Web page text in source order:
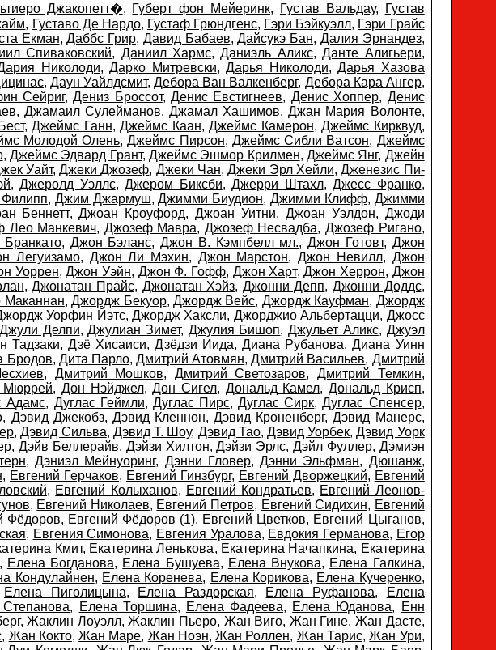
Джакопетт�, Губерт фон Мейеринк, Густав Вальдау,
Густав
, Густаво Де Нардо, Густаф Грюндгенс, Гэри Бэйкуэлл, Гэри Грайс
Екман,Даббс Грир, Давид Бабаев,Дайсукэ Бан, Далия Эрнандез,
Спиваковский, Даниил Хармс,Даниэль Аликс,Данте Алигьери,
Николоди,Дарко Митревски,Дарья Николоди,Дарья Хазова
,Даун Уайлдсмит,Дебора Ван Валкенберг, Дебора Кара Ангер,
Сейриг,Дениз Броссот,Денис Евстигнеев, Денис Хоппер, Денис
,Джамаил Сулейманов,Джамал Хашимов,Джан Мария Волонте,
,Джеймс Ганн,Джеймс Каан,Джеймс Камерон,Джеймс Кирквуд,
Молодой Олень,Джеймс Пирсон, Джеймс Сибли Ватсон, Джеймс
, Джеймс Эдвард Грант, Джеймс Эшмор Крилмен, Джеймс Янг, Джейн
Уайт,Джеки Джозеф, Джеки Чан,Джеки Эрл Хейли,Дженезис Пи-
,Джеролд Уэллс,Джером Биксби,Джерри Штахл,Джесс Франко,
, Джим Джармуш,Джимми Биудион,Джимми Клифф, Джимми
Беннетт,Джоан Кроуфорд,Джоан Уитни, Джоан Уэлдон, Джоди
Лео Манкевич, Джозеф Мавра, Джозеф Несвадба,Джозеф Ригано,
, Джон Бэланс, Джон В. Кэмпбелл мл., Джон Готовт, Джон
Легуизамо, Джон Ли Мэхин, Джон Марстон,Джон Невилл, Джон
Уоррен,Джон Уэйн, Джон Ф. Гофф, Джон Харт,Джон Херрон, Джон
,Джонатан Прайс, Джонатан Хэйз, Джонни Депп,Джонни Доддс,
,Джордж Бекуор, Джордж Вейс, Джордж Кауфман, Джордж
Уорфин Йэтс,Джордж Хаксли, Джорджио Альбертацци, Джосс
Джули Делпи,Джулиан Зимет, Джулия Бишоп,Джульет Аликс, Джуэл
Тадзаки,Дзё Хисаиси,Дзёдзи Иида,Диана Рубанова,Диана Уинн
Бродов, Дита Парло,Дмитрий Атовмян,Дмитрий Васильев, Дмитрий
, Дмитрий Мошков, Дмитрий Светозаров,Дмитрий Темкин,
Мюррей, Дон Нэйджел,Дон Сигел, Дональд Камел, Дональд Крисп,
Адамс, Дуглас Геймли, Дуглас Пирс,Дуглас Сирк,Дуглас Спенсер,
, Дэвид Джекобз, Дэвид Кленнон,Дэвид Кроненберг,Дэвид Манерс,
,Дэвид Сильва, Дэвид Т. Шоу, Дэвид Тао, Дэвид Уорбек,Дэвид Уорк
,Дэйв Беллерайв, Дэйзи Хилтон,Дэйзи Эрлс,Дэйл Фуллер, Дэмиэн
,Дэниэл Мейнуоринг, Дэнни Гловер,Дэнни Эльфман, Дюшанж,
, Евгений Герчаков, Евгений Гинзбург, Евгений Дворжецкий, Евгений
, Евгений Колыханов, Евгений Кондратьев, Евгений Леонов-
, Евгений Николаев, Евгений Петров, Евгений Сидихин, Евгений
Фёдоров, Евгений Фёдоров (1), Евгений Цветков, Евгений Цыганов,
, Евгения Симонова, Евгения Уралова, Евдокия Германова, Егор
Кмит, Екатерина Ленькова, Екатерина Начапкина, Екатерина
, Елена Богданова, Елена Бушуева, Елена Внукова, Елена Галкина,
Кондулайнен, Елена Коренева, Елена Корикова, Елена Кучеренко,
Елена Пиголицына, Елена Раздорская, Елена Руфанова,
Елена
, Елена Торшина, Елена Фадеева, Елена Юданова,
Енн
,Жаклин Лоуэлл,Жаклин Пьеро, Жан Виго, Жан Гине, Жан Дасте,
, Жан Кокто,Жан Маре, Жан Ноэн,Жан Роллен, Жан Тарис,Жан Ури,